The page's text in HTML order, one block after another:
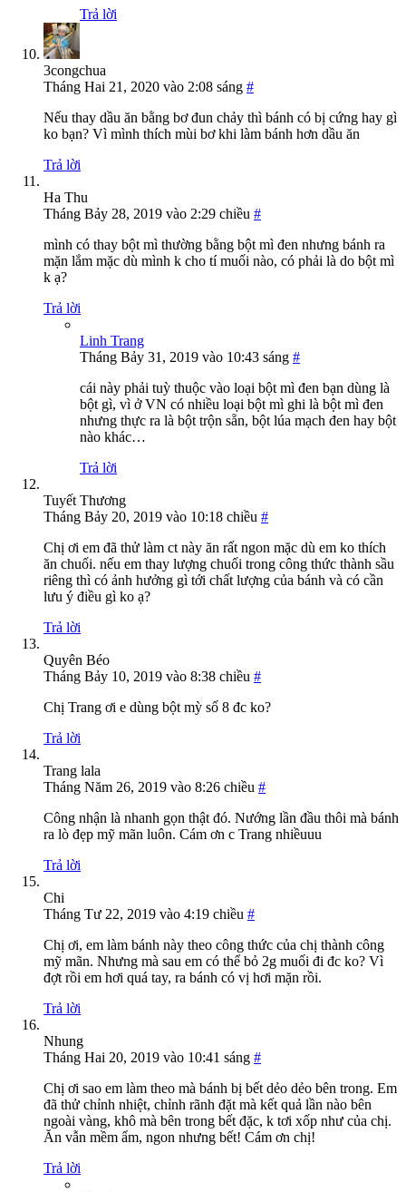
Trả lời
3congchua
Tháng Hai 21, 2020 vào 2:08 sáng #
Nếu thay dầu ăn bằng bơ đun chảy thì bánh có bị cứng hay gì
ko bạn? Vì mình thích mùi bơ khi làm bánh hơn dầu ăn
Trả lời
Ha Thu
Tháng Bảy 28, 2019 vào 2:29 chiều #
mình có thay bột mì thường bằng bột mì đen nhưng bánh ra
mặn lắm mặc dù mình k cho tí muối nào, có phải là do bột mì
k ạ?
Trả lời
Linh Trang
Tháng Bảy 31, 2019 vào 10:43 sáng #
cái này phải tuỳ thuộc vào loại bột mì đen bạn dùng là
bột gì, vì ở VN có nhiều loại bột mì ghi là bột mì đen
nhưng thực ra là bột trộn sẵn, bột lúa mạch đen hay bột
nào khác…
Trả lời
Tuyết Thương
Tháng Bảy 20, 2019 vào 10:18 chiều #
Chị ơi em đã thử làm ct này ăn rất ngon mặc dù em ko thích
ăn chuối. nếu em thay lượng chuối trong công thức thành sầu
riêng thì có ảnh hưởng gì tới chất lượng của bánh và có cần
lưu ý điều gì ko ạ?
Trả lời
Quyên Béo
Tháng Bảy 10, 2019 vào 8:38 chiều #
Chị Trang ơi e dùng bột mỳ số 8 đc ko?
Trả lời
Trang lala
Tháng Năm 26, 2019 vào 8:26 chiều #
Công nhận là nhanh gọn thật đó. Nướng lần đầu thôi mà bánh
ra lò đẹp mỹ mãn luôn. Cám ơn c Trang nhiềuuu
Trả lời
Chi
Tháng Tư 22, 2019 vào 4:19 chiều #
Chị ơi, em làm bánh này theo công thức của chị thành công
mỹ mãn. Nhưng mà sau em có thể bỏ 2g muối đi đc ko? Vì
đợt rồi em hơi quá tay, ra bánh có vị hơi mặn rồi.
Trả lời
Nhung
Tháng Hai 20, 2019 vào 10:41 sáng #
Chị ơi sao em làm theo mà bánh bị bết dẻo dẻo bên trong. Em
đã thử chỉnh nhiệt, chỉnh rãnh đặt mà kết quả lần nào bên
ngoài vàng, khô mà bên trong bết đặc, k tơi xốp như của chị.
Ăn vẫn mềm ẩm, ngon nhưng bết! Cám ơn chị!
Trả lời